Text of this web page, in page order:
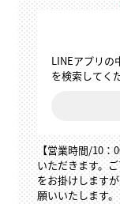
LINEアプリの
を検索してく
【営業時間/10：
いただきます。
をお掛けします
願いいたします。